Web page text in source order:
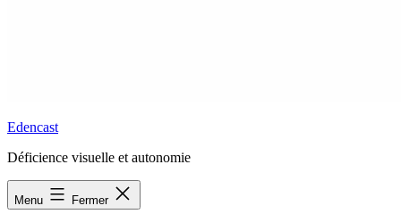
Edencast
Déficience visuelle et autonomie
Menu Fermer